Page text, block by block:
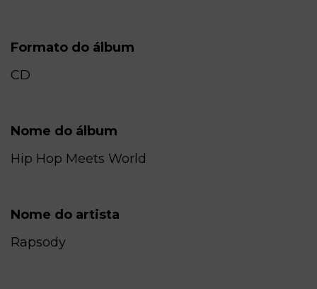
Formato do álbum
CD
Nome do álbum
Hip Hop Meets World
Nome do artista
Rapsody